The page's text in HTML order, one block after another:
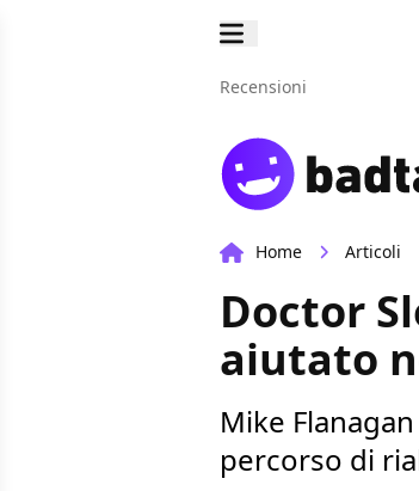
Recensioni
Home Articoli
Doctor
aiutato
Mike
percorso di